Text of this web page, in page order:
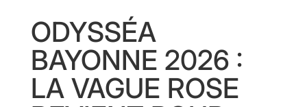
ODYSSÉA
BAYONNE 2026 :
LA VAGUE ROSE